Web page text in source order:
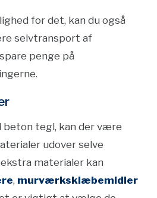
for det, kan du også
selvtransport af
penge på
beton tegl, kan der være
udover selve
materialer kan
, murværksklæbemidler